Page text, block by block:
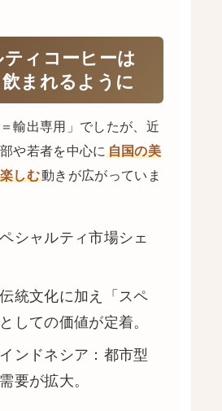
ィコーヒーは
まれるように
輸出専用」でしたが、近
や若者を中心に 自国の美
しむ動きが広がっていま
シャルティ市場シェ
統文化に加え「スペ
しての価値が定着。
ンドネシア：都市型
要が拡大。